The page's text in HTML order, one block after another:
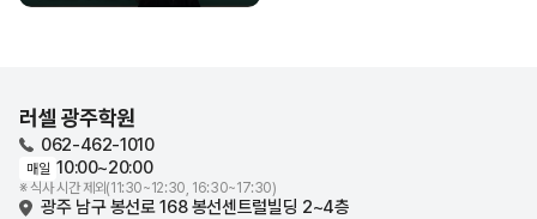
러셀 광주학원
062-462-1010
매일 10:00~20:00
※ 식사 시간 제외(11:30~12:30, 16:30~17:30)
광주 남구 봉선로 168 봉선센트럴빌딩 2~4층